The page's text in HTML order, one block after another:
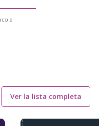
a
Ver la lista completa